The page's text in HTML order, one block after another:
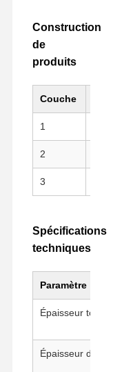
Construction
de
produits
Couche
1
2
3
Spécifications
techniques
Paramètre
Épaisseur totale
Épaisseur de l'adhésif